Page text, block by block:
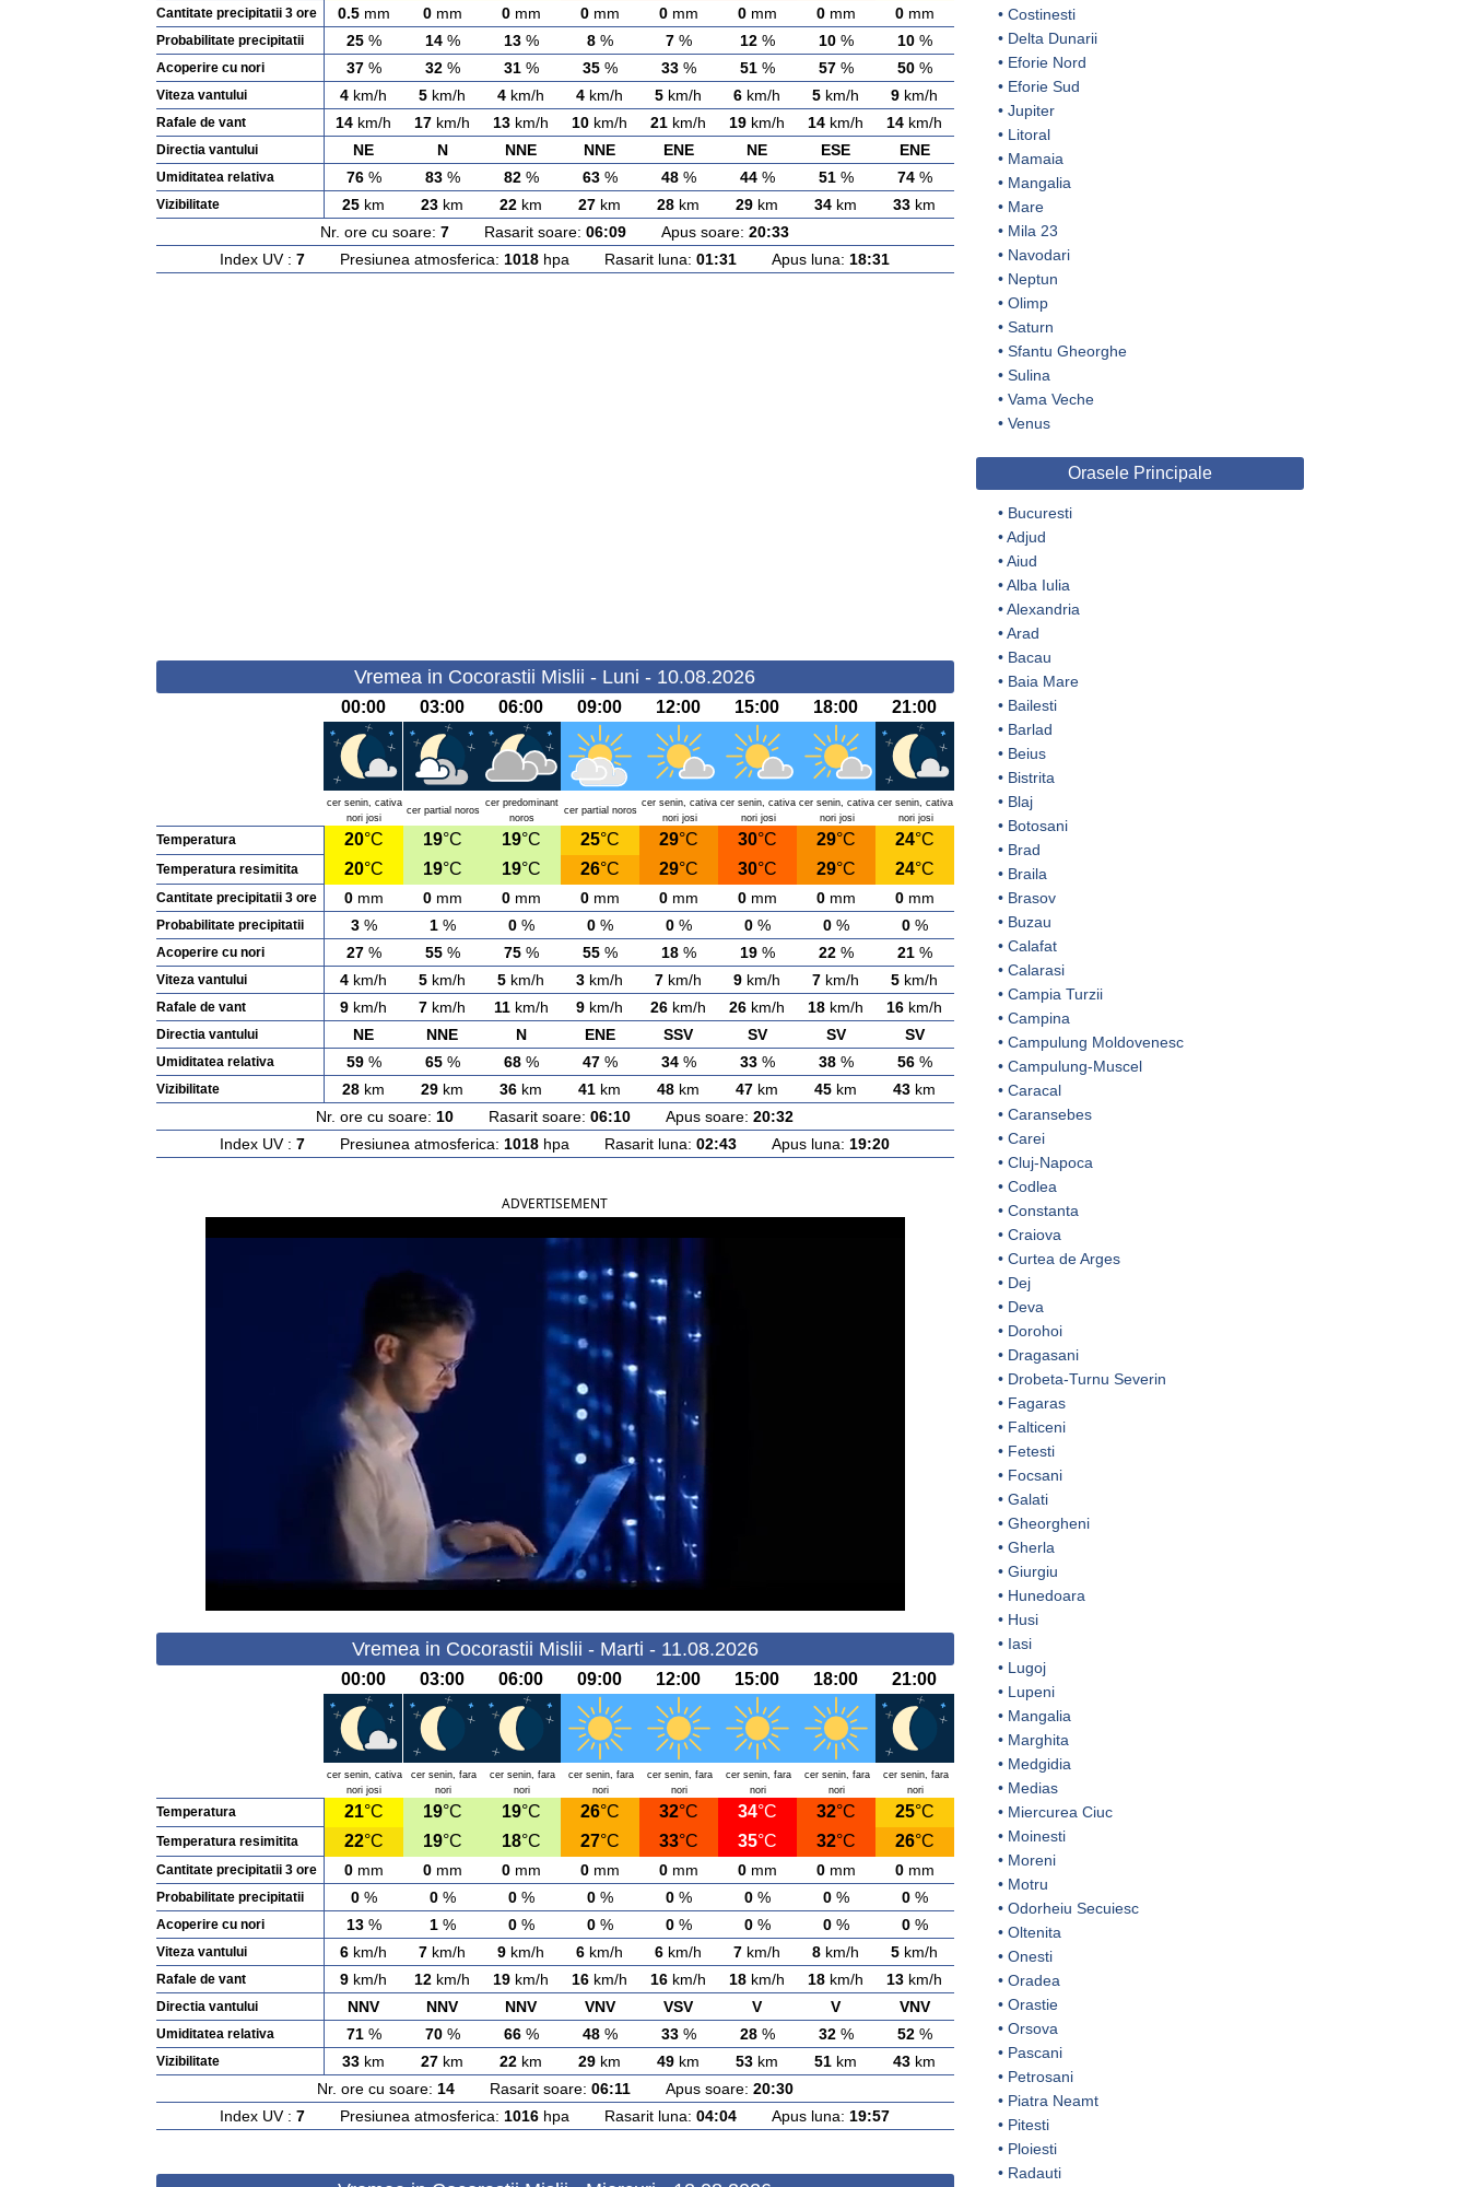
Cantitate precipitatii 3 ore 0.5mm 0mm 0mm 0mm 0mm 0mm 0mm 0mm
Probabilitate precipitatii 25% 14% 13% 8% 7% 12% 10% 10%
Acoperire cu nori 37% 32% 31% 35% 33% 51% 57% 50%
Viteza vantului 4 km/h 5 km/h 4 km/h 4 km/h 5 km/h 6 km/h 5 km/h 9 km/h
Rafale de vant 14 km/h 17 km/h 13 km/h 10 km/h 21 km/h 19 km/h 14 km/h 14 km/h
Directia vantului NE N NNE NNE ENE NE ESE ENE
Umiditatea relativa 76% 83% 82% 63% 48% 44% 51% 74%
Vizibilitate 25 km 23 km 22 km 27 km 28 km 29 km 34 km 33 km
Nr. ore cu soare: 7 Rasarit soare: 06:09 Apus soare: 20:33
Index UV : 7 Presiunea atmosferica: 1018 hpa Rasarit luna: 01:31 Apus luna: 18:31
Vremea in Cocorastii Mislii - Luni - 10.08.2026
00:00 03:00 06:00 09:00 12:00 15:00 18:00 21:00
cer senin, cativa
nori josi
cer partial noros
cer predominant
noros
cer partial noros
cer senin, cativa
nori josi
cer senin, cativa
nori josi
cer senin, cativa
nori josi
cer senin, cativa
nori josi
Temperatura 20°C 19°C 19°C 25°C 29°C 30°C 29°C 24°C
Temperatura resimitita 20°C 19°C 19°C 26°C 29°C 30°C 29°C 24°C
Cantitate precipitatii 3 ore 0mm 0mm 0mm 0mm 0mm 0mm 0mm 0mm
Probabilitate precipitatii 3% 1% 0% 0% 0% 0% 0% 0%
Acoperire cu nori 27% 55% 75% 55% 18% 19% 22% 21%
Viteza vantului 4 km/h 5 km/h 5 km/h 3 km/h 7 km/h 9 km/h 7 km/h 5 km/h
Rafale de vant 9 km/h 7 km/h 11km/h 9 km/h 26 km/h 26 km/h 18 km/h 16 km/h
Directia vantului NE NNE N ENE SSV SV SV SV
Umiditatea relativa 59% 65% 68% 47% 34% 33% 38% 56%
Vizibilitate 28 km 29 km 36 km 41 km 48 km 47 km 45 km 43 km
Nr. ore cu soare: 10 Rasarit soare: 06:10 Apus soare: 20:32
Index UV : 7 Presiunea atmosferica: 1018 hpa Rasarit luna: 02:43 Apus luna: 19:20
ADVERTISEMENT
Vremea in Cocorastii Mislii - Marti - 11.08.2026
00:00 03:00 06:00 09:00 12:00 15:00 18:00 21:00
cer senin, cativa
nori josi
cer senin, fara
nori
cer senin, fara
nori
cer senin, fara
nori
cer senin, fara
nori
cer senin, fara
nori
cer senin, fara
nori
cer senin, fara
nori
Temperatura 21°C 19°C 19°C 26°C 32°C 34°C 32°C 25°C
Temperatura resimitita 22°C 19°C 18°C 27°C 33°C 35°C 32°C 26°C
Cantitate precipitatii 3 ore 0mm 0mm 0mm 0mm 0mm 0mm 0mm 0mm
Probabilitate precipitatii 0% 0% 0% 0% 0% 0% 0% 0%
Acoperire cu nori 13% 1% 0% 0% 0% 0% 0% 0%
Viteza vantului 6 km/h 7 km/h 9 km/h 6 km/h 6 km/h 7 km/h 8 km/h 5 km/h
Rafale de vant 9 km/h 12 km/h 19 km/h 16 km/h 16 km/h 18 km/h 18 km/h 13 km/h
Directia vantului NNV NNV NNV VNV VSV V V VNV
Umiditatea relativa 71% 70% 66% 48% 33% 28% 32% 52%
Vizibilitate 33 km 27 km 22 km 29 km 49 km 53 km 51 km 43 km
Nr. ore cu soare: 14Rasarit soare: 06:11Apus soare: 20:30
Index UV : 7 Presiunea atmosferica: 1016 hpa Rasarit luna: 04:04 Apus luna: 19:57
• Costinesti
• Delta Dunarii
• Eforie Nord
• Eforie Sud
• Jupiter
• Litoral
• Mamaia
• Mangalia
• Mare
• Mila 23
• Navodari
• Neptun
• Olimp
• Saturn
• Sfantu Gheorghe
• Sulina
• Vama Veche
• Venus
Orasele Principale
• Bucuresti
•Adjud
•Aiud
•Alba Iulia
•Alexandria
•Arad
• Bacau
• Baia Mare
• Bailesti
• Barlad
• Beius
• Bistrita
• Blaj
• Botosani
• Brad
• Braila
• Brasov
• Buzau
• Calafat
• Calarasi
• Campia Turzii
• Campina
• Campulung Moldovenesc
• Campulung-Muscel
• Caracal
• Caransebes
• Carei
• Cluj-Napoca
• Codlea
• Constanta
• Craiova
• Curtea de Arges
• Dej
• Deva
• Dorohoi
• Dragasani
• Drobeta-Turnu Severin
• Fagaras
• Falticeni
• Fetesti
• Focsani
• Galati
• Gheorgheni
• Gherla
• Giurgiu
• Hunedoara
• Husi
• Iasi
• Lugoj
• Lupeni
• Mangalia
• Marghita
• Medgidia
• Medias
• Miercurea Ciuc
• Moinesti
• Moreni
• Motru
• Odorheiu Secuiesc
• Oltenita
• Onesti
• Oradea
• Orastie
• Orsova
• Pascani
• Petrosani
• Piatra Neamt
• Pitesti
• Ploiesti
• Radauti